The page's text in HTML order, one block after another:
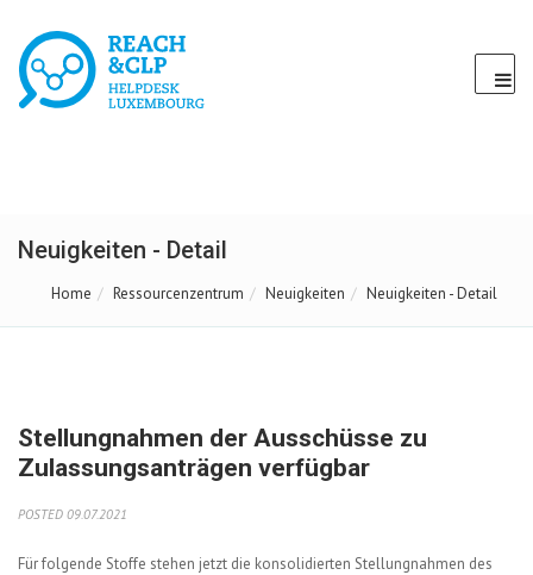
Neuigkeiten - Detail
Home Ressourcenzentrum Neuigkeiten Neuigkeiten - Detail
Stellungnahmen der Ausschüsse zu
Zulassungsanträgen verfügbar
POSTED 09.07.2021
Für folgende Stoffe stehen jetzt die konsolidierten Stellungnahmen des